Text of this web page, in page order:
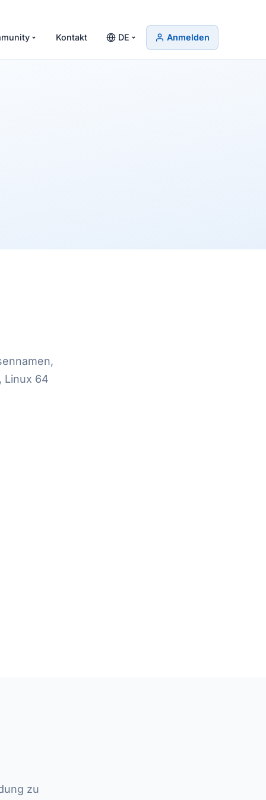
Kontakt DE Anmelden
Linux 64
zu